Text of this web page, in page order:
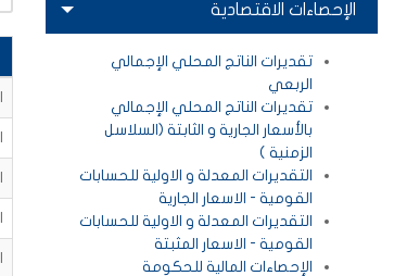
الإحصاءات الاقتصادية
تقديرات الناتج المحلي الإجمالي
الربعي
تقديرات الناتج المحلي الإجمالي
بالأسعار الجارية و الثابتة (السلاسل
الزمنية )
التقديرات المعدلة و الاولية للحسابات
القومية - الاسعار الجارية
التقديرات المعدلة و الاولية للحسابات
القومية - الاسعار المثبتة
الإحصاءات المالية للحكومة